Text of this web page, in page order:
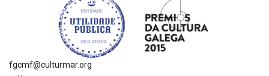
fgcmf@culturmar.org